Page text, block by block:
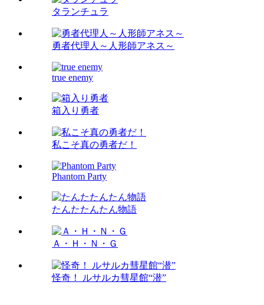
タランチュラ
勇者代理人～人形師アネス～
true enemy
箱入り勇者
私こそ真の勇者だ！
Phantom Party
たんたたんたん物語
Ａ・Ｈ・Ｎ・Ｇ
怪奇！ ルサルカ彗星館“潜”